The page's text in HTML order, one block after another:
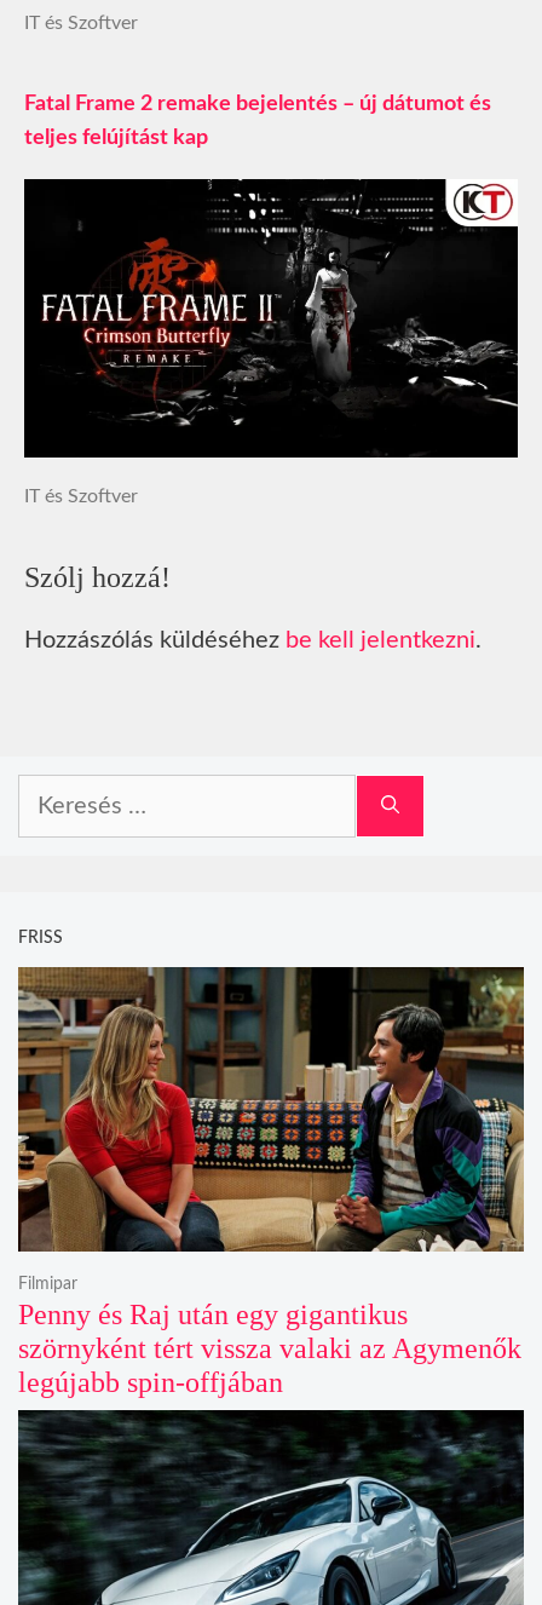
IT és Szoftver
Fatal Frame 2 remake bejelentés – új dátumot és
teljes felújítást kap
IT és Szoftver
Szólj hozzá!
Hozzászólás küldéséhez be kell jelentkezni.
FRISS
Penny és Raj után egy gigantikus
szörnyként tért vissza valaki az Agymenők
legújabb spin-offjában
Filmipar